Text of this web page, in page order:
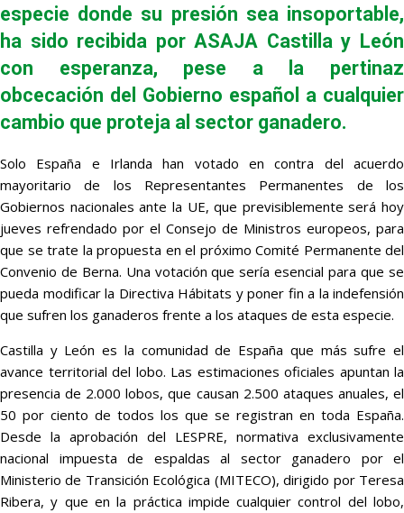
especie donde su presión sea insoportable,
ha sido recibida por ASAJA Castilla y León
con esperanza, pese a la pertinaz
obcecación del Gobierno español a cualquier
cambio que proteja al sector ganadero.
Solo España e Irlanda han votado en contra del acuerdo
mayoritario de los Representantes Permanentes de los
Gobiernos nacionales ante la UE, que previsiblemente será hoy
jueves refrendado por el Consejo de Ministros europeos, para
que se trate la propuesta en el próximo Comité Permanente del
Convenio de Berna. Una votación que sería esencial para que se
pueda modificar la Directiva Hábitats y poner fin a la indefensión
que sufren los ganaderos frente a los ataques de esta especie.
Castilla y León es la comunidad de España que más sufre el
avance territorial del lobo. Las estimaciones oficiales apuntan la
presencia de 2.000 lobos, que causan 2.500 ataques anuales, el
50 por ciento de todos los que se registran en toda España.
Desde la aprobación del LESPRE, normativa exclusivamente
nacional impuesta de espaldas al sector ganadero por el
Ministerio de Transición Ecológica (MITECO), dirigido por Teresa
Ribera, y que en la práctica impide cualquier control del lobo,